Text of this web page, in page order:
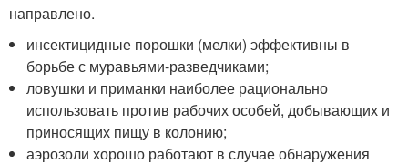
направлено.
инсектицидные порошки (мелки) эффективны в
борьбе с муравьями-разведчиками;
ловушки и приманки наиболее рационально
использовать против рабочих особей, добывающих и
приносящих пищу в колонию;
аэрозоли хорошо работают в случае обнаружения